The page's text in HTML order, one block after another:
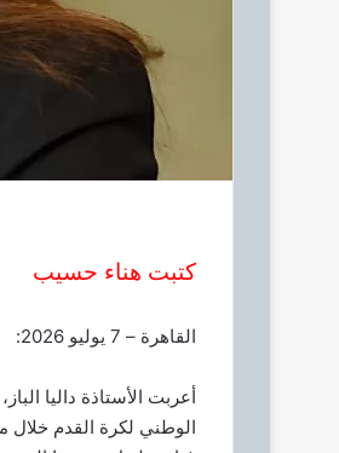
كتبت هناء حسيب
القاهرة – 7 يوليو 2026:
أعربت الأستاذة داليا